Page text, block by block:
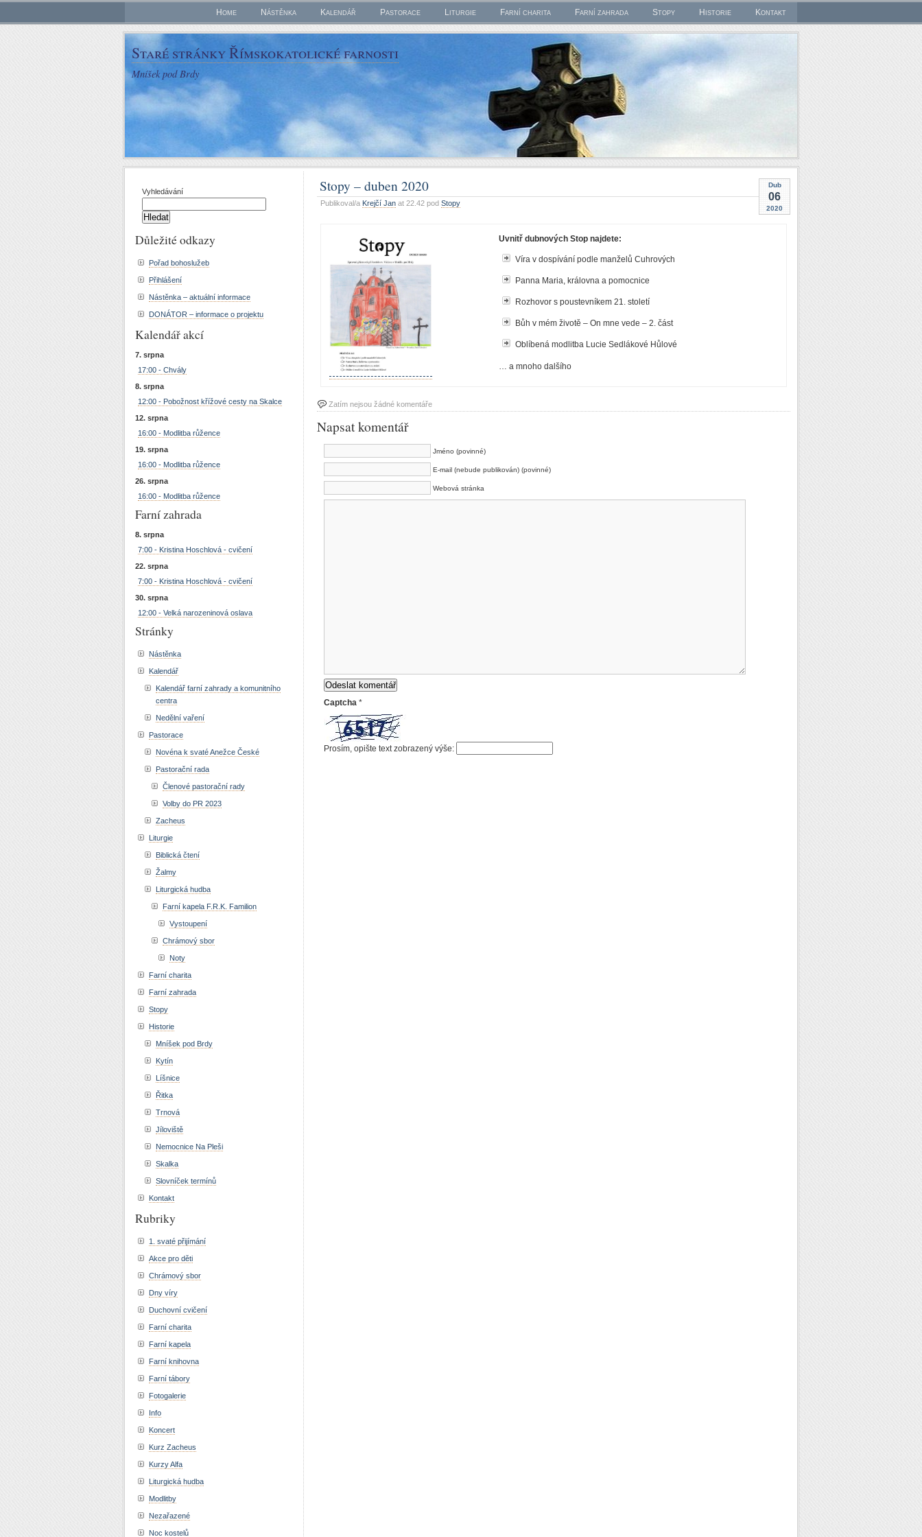
Home Nástěnka Kalendář Pastorace Liturgie Farní charita Farní zahrada Stopy Historie Kontakt
Staré stránky Římskokatolické farnosti
Mníšek pod Brdy
Dub
06
2020
Stopy – duben 2020
Publikoval/a Krejčí Jan at 22.42 pod Stopy
Uvnitř dubnových Stop najdete:
Víra v dospívání podle manželů Cuhrových
Panna Maria, královna a pomocnice
Rozhovor s poustevníkem 21. století
Bůh v mém životě – On mne vede – 2. část
Oblíbená modlitba Lucie Sedlákové Hůlové
… a mnoho dalšího
Zatím nejsou žádné komentáře
Napsat komentář
Jméno (povinné)
E-mail (nebude publikován) (povinné)
Webová stránka
Captcha *
Prosím, opište text zobrazený výše:
Vyhledávání
Důležité odkazy
Pořad bohoslužeb
Přihlášení
Nástěnka – aktuální informace
DONÁTOR – informace o projektu
Kalendář akcí
7. srpna
17:00 - Chvály
8. srpna
12:00 - Pobožnost křížové cesty na Skalce
12. srpna
16:00 - Modlitba růžence
19. srpna
16:00 - Modlitba růžence
26. srpna
16:00 - Modlitba růžence
Farní zahrada
8. srpna
7:00 - Kristina Hoschlová - cvičení
22. srpna
7:00 - Kristina Hoschlová - cvičení
30. srpna
12:00 - Velká narozeninová oslava
Stránky
Nástěnka
Kalendář
Kalendář farní zahrady a komunitního
centra
Nedělní vaření
Pastorace
Novéna k svaté Anežce České
Pastorační rada
Členové pastorační rady
Volby do PR 2023
Zacheus
Liturgie
Biblická čtení
Žalmy
Liturgická hudba
Farní kapela F.R.K. Familion
Vystoupení
Chrámový sbor
Noty
Farní charita
Farní zahrada
Stopy
Historie
Mníšek pod Brdy
Kytín
Líšnice
Řitka
Trnová
Jíloviště
Nemocnice Na Pleši
Skalka
Slovníček termínů
Kontakt
Rubriky
1. svaté přijímání
Akce pro děti
Chrámový sbor
Dny víry
Duchovní cvičení
Farní charita
Farní kapela
Farní knihovna
Farní tábory
Fotogalerie
Info
Koncert
Kurz Zacheus
Kurzy Alfa
Liturgická hudba
Modlitby
Nezařazené
Noc kostelů